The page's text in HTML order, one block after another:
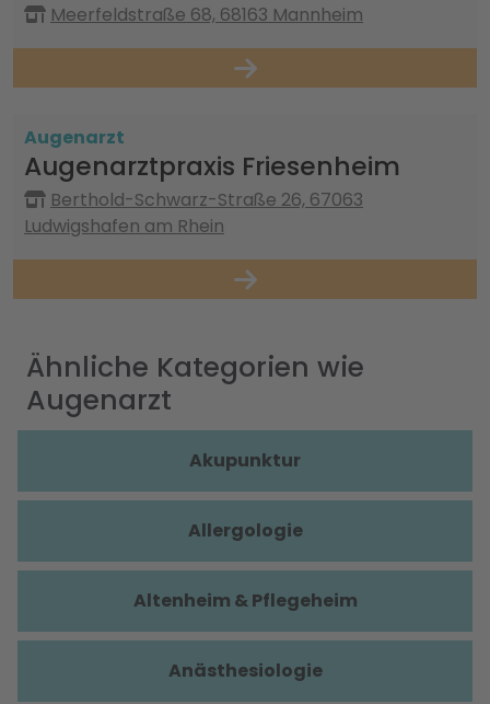
Meerfeldstraße 68, 68163 Mannheim
Augenarzt
Augenarztpraxis Friesenheim
Berthold-Schwarz-Straße 26, 67063
Ludwigshafen am Rhein
Ähnliche Kategorien wie
Augenarzt
Akupunktur
Allergologie
Altenheim & Pflegeheim
Anästhesiologie